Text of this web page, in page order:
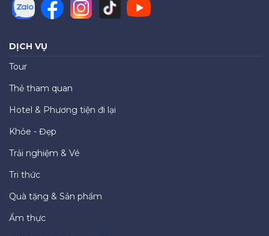
DỊCH VỤ
Tour
Thẻ tham quan
Hotel & Phương tiện đi lại
Khỏe - Đẹp
Trải nghiệm & Vé
Tri thức
Quà tặng & Sản phẩm
Ẩm thực